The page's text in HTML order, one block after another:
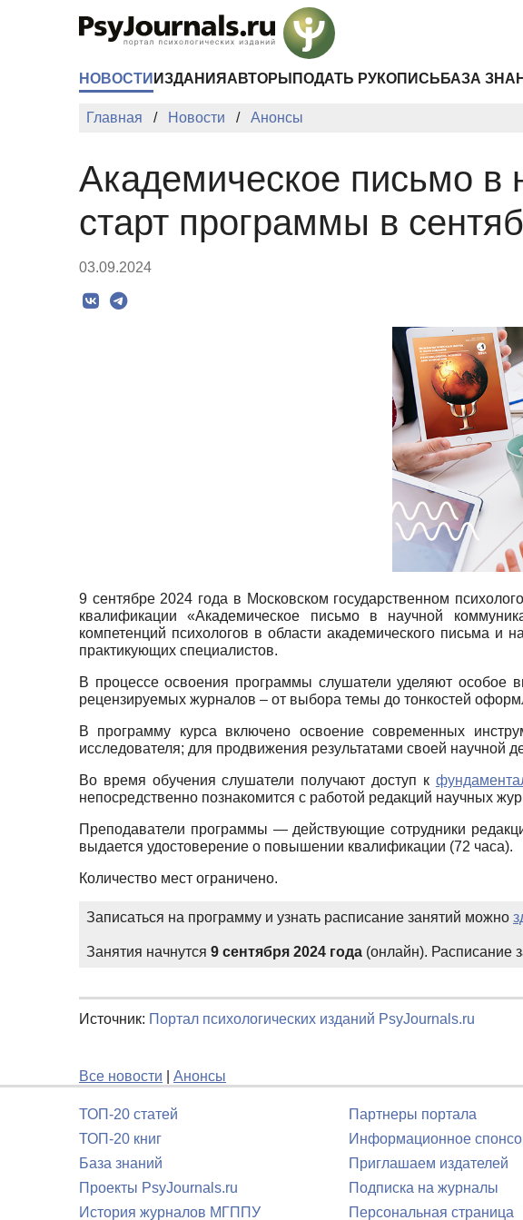
НОВОСТИ ИЗДАНИЯ АВТОРЫ ПОДАТЬ РУКОПИСЬ БАЗА
Главная Новости Анонсы
Академическое письмо в
старт программы в
03.09.2024
9 сентябре 2024 года в Московском государственном
квалификации «Академическое письмо в научной
компетенций психологов в области академического письма и
практикующих специалистов.
В процессе освоения программы слушатели уделяют особое
рецензируемых журналов – от выбора темы до тонкостей
В программу курса включено освоение современных
исследователя; для продвижения результатами своей научной
Во время обучения слушатели получают доступ к
непосредственно познакомится с работой редакций научных
Преподаватели программы — действующие сотрудники
выдается удостоверение о повышении квалификации (72 часа).
Количество мест ограничено.
Записаться на программу и узнать расписание занятий можно
Занятия начнутся 9 сентября 2024 года (онлайн). Расписание
Источник: Портал психологических изданий PsyJournals.ru
Все новости Анонсы
ТОП-20 статей
ТОП-20 книг
База знаний
Проекты PsyJournals.ru
История журналов МГППУ
Партнеры портала
Информационное
Приглашаем издателей
Подписка на журналы
Персональная страница